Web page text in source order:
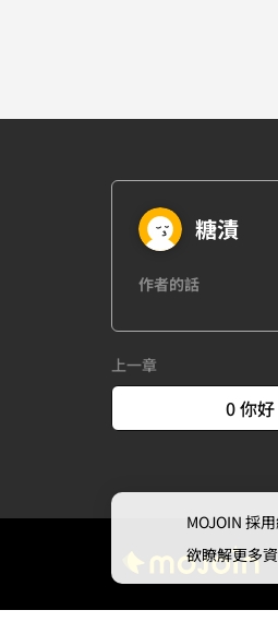
糖漬
作者的話
上一章
0 你好
MOJOIN 採
欲瞭解更多